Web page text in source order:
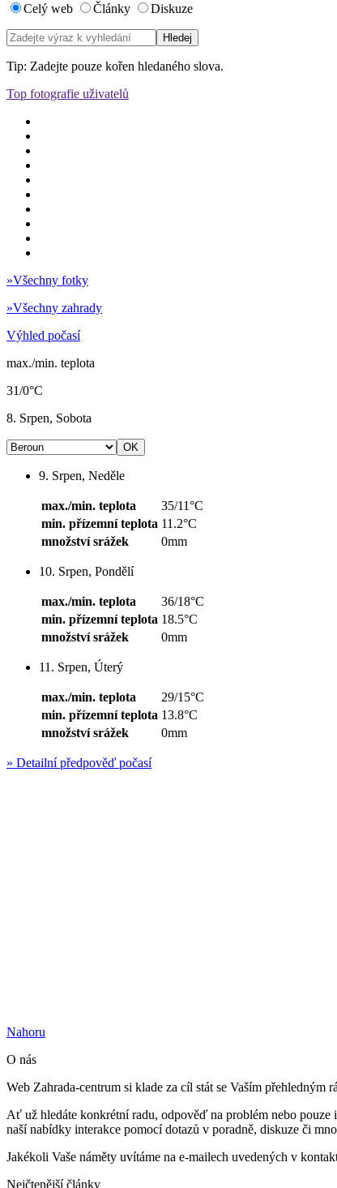
Celý web Články Diskuze
Tip: Zadejte pouze kořen hledaného slova.
Top fotografie uživatelů
»Všechny fotky
»Všechny zahrady
Výhled počasí
max./min. teplota
31/0°C
8. Srpen, Sobota
9. Srpen, Neděle
max./min. teplota
35/11°C
min. přízemní teplota 11.2°C
množství srážek
0mm
10. Srpen, Pondělí
max./min. teplota
36/18°C
min. přízemní teplota 18.5°C
množství srážek
0mm
11. Srpen, Úterý
max./min. teplota
29/15°C
min. přízemní teplota 13.8°C
množství srážek
0mm
» Detailní předpověď počasí
Nahoru
O nás
Web Zahrada-centrum si klade za cíl stát se Vaším
Ať už hledáte konkrétní radu, odpověď na problém nebo
naší nabídky interakce pomocí dotazů v poradně, diskuze či
Jakékoli Vaše náměty uvítáme na e-mailech uvedených v
Nejčtenější články